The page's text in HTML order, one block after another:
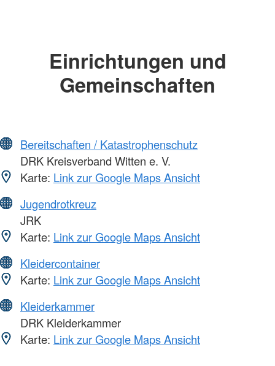
Einrichtungen und
Gemeinschaften
Bereitschaften / Katastrophenschutz
DRK Kreisverband Witten e. V.
Karte: Link zur Google Maps Ansicht
Jugendrotkreuz
JRK
Karte: Link zur Google Maps Ansicht
Kleidercontainer
Karte: Link zur Google Maps Ansicht
Kleiderkammer
DRK Kleiderkammer
Karte: Link zur Google Maps Ansicht